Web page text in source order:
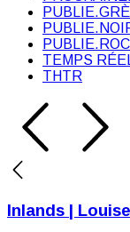
TEMPS
THTR
Inlands |